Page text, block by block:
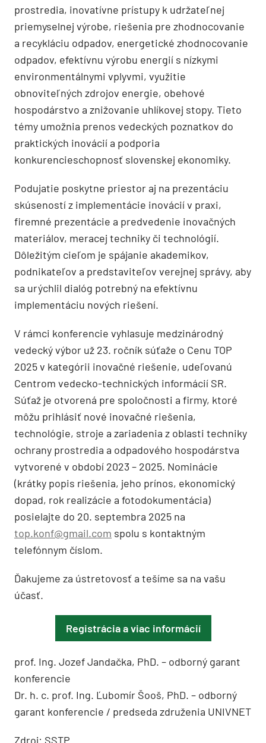
prostredia, inovatívne prístupy k udržateľnej
priemyselnej výrobe, riešenia pre zhodnocovanie
a recykláciu odpadov, energetické zhodnocovanie
odpadov, efektívnu výrobu energií s nízkymi
environmentálnymi vplyvmi, využitie
obnoviteľných zdrojov energie, obehové
hospodárstvo a znižovanie uhlíkovej stopy. Tieto
témy umožnia prenos vedeckých poznatkov do
praktických inovácií a podporia
konkurencieschopnosť slovenskej ekonomiky.
Podujatie poskytne priestor aj na prezentáciu
skúseností z implementácie inovácií v praxi,
firemné prezentácie a predvedenie inovačných
materiálov, meracej techniky či technológií.
Dôležitým cieľom je spájanie akademikov,
podnikateľov a predstaviteľov verejnej správy, aby
sa urýchlil dialóg potrebný na efektívnu
implementáciu nových riešení.
V rámci konferencie vyhlasuje medzinárodný
vedecký výbor už 23. ročník súťaže o Cenu TOP
2025 v kategórii inovačné riešenie, udeľovanú
Centrom vedecko-technických informácií SR.
Súťaž je otvorená pre spoločnosti a firmy, ktoré
môžu prihlásiť nové inovačné riešenia,
technológie, stroje a zariadenia z oblasti techniky
ochrany prostredia a odpadového hospodárstva
vytvorené v období 2023 – 2025. Nominácie
(krátky popis riešenia, jeho prínos, ekonomický
dopad, rok realizácie a fotodokumentácia)
posielajte do 20. septembra 2025 na
top.konf@gmail.com spolu s kontaktným
telefónnym číslom.
Ďakujeme za ústretovosť a tešíme sa na vašu
účasť.
Registrácia a viac informácií
prof. Ing. Jozef Jandačka, PhD. – odborný garant
konferencie
Dr. h. c. prof. Ing. Ľubomír Šooš, PhD. – odborný
garant konferencie / predseda združenia UNIVNET
Zdroj: SSTP